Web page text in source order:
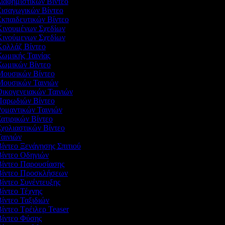
Βίντεο
Βίντεο
Σχεδίων
Σχεδίων
Βίντεο
Ταινίας
Βίντεο
Βίντεο
Ταινιών
Ταινιών
Βίντεο
Ταινιών
Βίντεο
Βίντεο
Ξενάγησης Σπιτιού
Οδηγιών
Παρουσίασης
Προσκλήσεων
Συνέντευξης
Τέχνης
Ταξιδιών
Τρέιλερ Teaser
Φύσης